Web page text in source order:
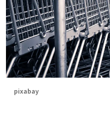
pixabay